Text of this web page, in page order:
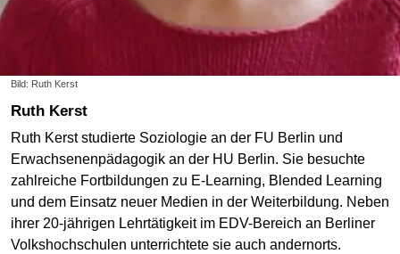
Bild: Ruth Kerst
Ruth Kerst
Ruth Kerst studierte Soziologie an der FU Berlin und
Erwachsenenpädagogik an der HU Berlin. Sie besuchte
zahlreiche Fortbildungen zu E-Learning, Blended Learning
und dem Einsatz neuer Medien in der Weiterbildung. Neben
ihrer 20-jährigen Lehrtätigkeit im EDV-Bereich an Berliner
Volkshochschulen unterrichtete sie auch andernorts.